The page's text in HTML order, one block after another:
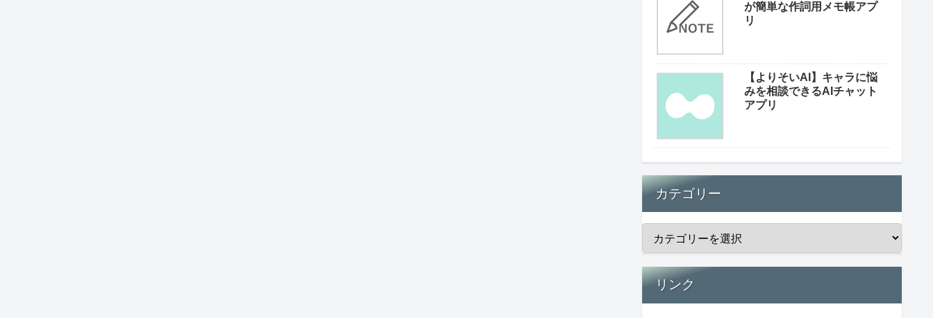
が簡単な作詞用メモ帳アプ
リ
【よりそいAI】キャラに悩
みを相談できるAIチャット
アプリ
カテゴリー
リンク